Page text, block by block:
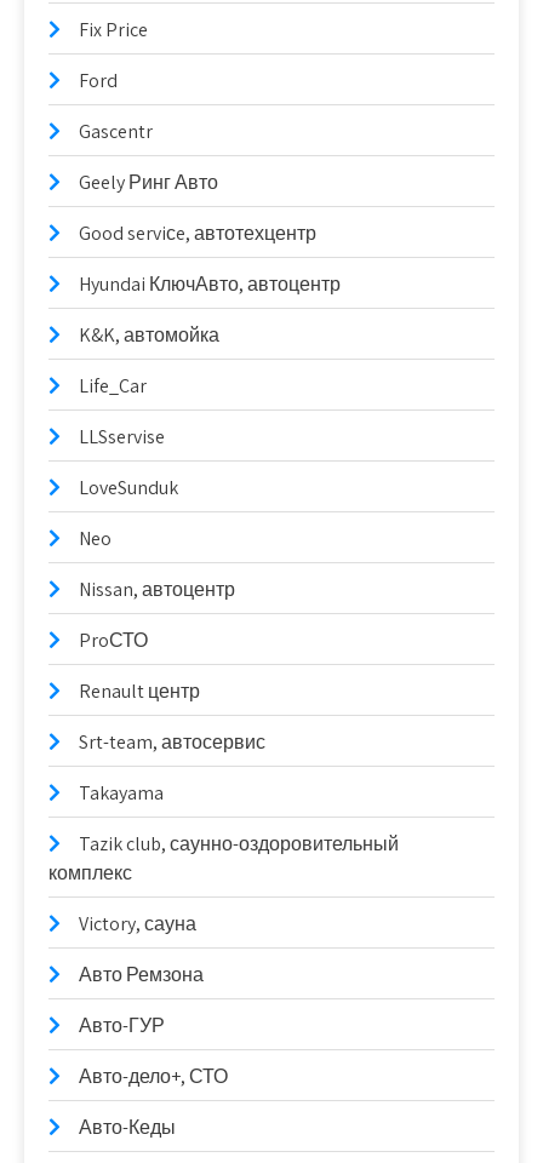
Fix Price
Ford
Gascentr
Geely Ринг Авто
Good serviсe, автотехцентр
Hyundai КлючАвто, автоцентр
K&K, автомойка
Life_Car
LLSservise
LoveSunduk
Neo
Nissan, автоцентр
ProСТО
Renault центр
Srt-team, автосервис
Takayama
Tazik club, саунно-оздоровительный
комплекс
Victory, сауна
Авто Ремзона
Авто-ГУР
Авто-дело+, СТО
Авто-Кеды